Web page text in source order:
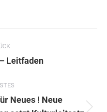
Vorheriger
Leitfaden
Neues ! Neue